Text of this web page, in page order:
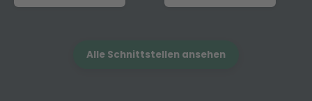
Alle Schnittstellen ansehen